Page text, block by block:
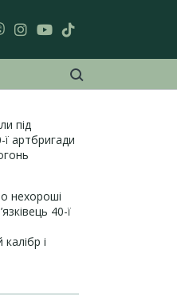
під
ї артбригади
нехороші
40-ї
і